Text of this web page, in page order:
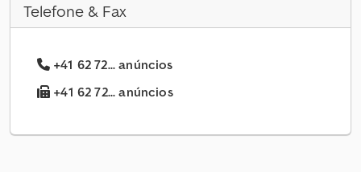
Telefone & Fax
+41 62 72... anúncios
+41 62 72... anúncios